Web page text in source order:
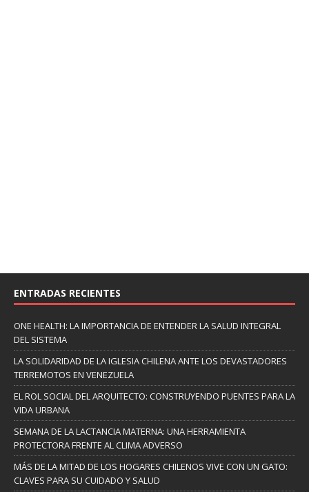
ENTRADAS RECIENTES
ONE HEALTH: LA IMPORTANCIA DE ENTENDER LA SALUD INTEGRAL
DEL SISTEMA
LA SOLIDARIDAD DE LA IGLESIA CHILENA ANTE LOS DEVASTADORES
TERREMOTOS EN VENEZUELA
EL ROL SOCIAL DEL ARQUITECTO: CONSTRUYENDO PUENTES PARA LA
VIDA URBANA
SEMANA DE LA LACTANCIA MATERNA: UNA HERRAMIENTA
PROTECTORA FRENTE AL CLIMA ADVERSO
MÁS DE LA MITAD DE LOS HOGARES CHILENOS VIVE CON UN GATO:
CLAVES PARA SU CUIDADO Y SALUD